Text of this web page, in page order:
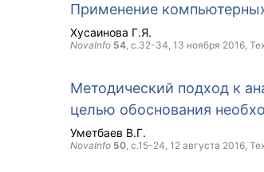
Применение
Хусаинова Г.Я.
NovaInfo 54, с.32-34, 13 ноября 2016,
Методический подход к
целью обоснования
Уметбаев В.Г.
NovaInfo 50, с.15-24, 12 августа 2016,